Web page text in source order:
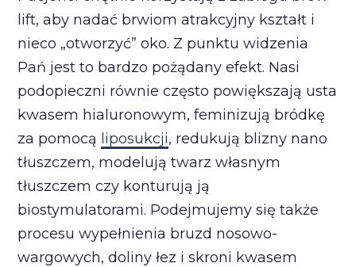
lift, aby nadać brwiom atrakcyjny kształt i
nieco „otworzyć” oko. Z punktu widzenia
Pań jest to bardzo pożądany efekt. Nasi
podopieczni równie często powiększają usta
kwasem hialuronowym, feminizują bródkę
za pomocą liposukcji, redukują blizny nano
tłuszczem, modelują twarz własnym
tłuszczem czy konturują ją
biostymulatorami. Podejmujemy się także
procesu wypełnienia bruzd nosowo-
wargowych, doliny łez i skroni kwasem